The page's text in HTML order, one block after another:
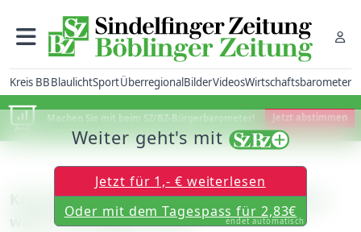
Kreis BBBlaulichtSportÜberregionalBilderVideosWirtschaftsbarometer
Machen Sie mit beim SZ/BZ-Bürgerbarometer! Jetzt abstimmen
Kreis Böblingen: Landrat Bernhard Maier
wehrt sich gegen Kritik
Weiter geht's mit
Jetzt für 1,- € weiterlesen
Oder mit dem Tagespass für 2,83€
endet automatisch